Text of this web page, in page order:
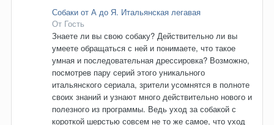
Собаки от А до Я. Итальянская легавая
От Гость
Знаете ли вы свою собаку? Действительно ли вы
умеете обращаться с ней и понимаете, что такое
умная и последовательная дрессировка? Возможно,
посмотрев пару серий этого уникального
итальянского сериала, зрители усомнятся в полноте
своих знаний и узнают много действительно нового и
полезного из программы. Ведь уход за собакой с
короткой шерстью совсем не то же самое, что уход